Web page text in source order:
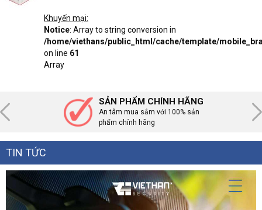
Khuyến mại:
Notice: Array to string conversion in
/home/viethans/public_html/cache/template/
on line 61
Array
SẢN PHẨM CHÍNH HÃNG
An tâm mua sắm với 100% sản
phẩm chính hãng
TIN TỨC